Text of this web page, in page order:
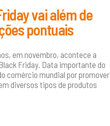
vai além de
pontuais
em novembro, acontece a
Friday. Data importante do
comércio mundial por promover
diversos tipos de produtos